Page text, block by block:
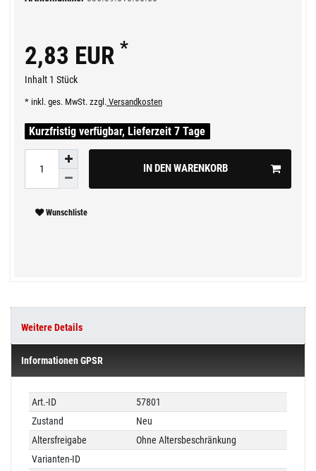
2,83 EUR *
Inhalt 1 Stück
* inkl. ges. MwSt. zzgl. Versandkosten
Kurzfristig verfügbar, Lieferzeit 7 Tage
IN DEN WARENKORB
Wunschliste
Weitere Details
Informationen GPSR
Technisches
Merkmal
Wert
Art.-ID
57801
Zustand
Neu
Altersfreigabe
Ohne Altersbeschränkung
Varianten-ID